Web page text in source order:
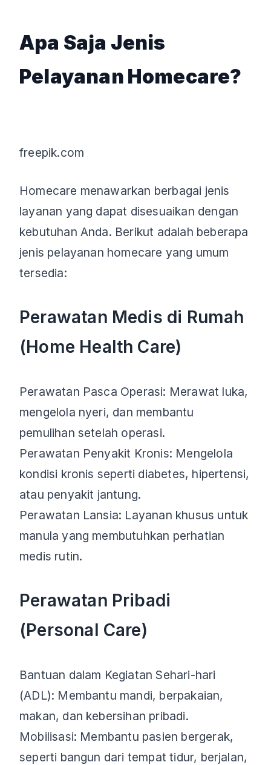
Apa Saja Jenis
Pelayanan Homecare?
freepik.com
Homecare menawarkan berbagai jenis
layanan yang dapat disesuaikan dengan
kebutuhan Anda. Berikut adalah beberapa
jenis pelayanan homecare yang umum
tersedia:
Perawatan Medis di Rumah
(Home Health Care)
Perawatan Pasca Operasi: Merawat luka,
mengelola nyeri, dan membantu
pemulihan setelah operasi.
Perawatan Penyakit Kronis: Mengelola
kondisi kronis seperti diabetes, hipertensi,
atau penyakit jantung.
Perawatan Lansia: Layanan khusus untuk
manula yang membutuhkan perhatian
medis rutin.
Perawatan Pribadi
(Personal Care)
Bantuan dalam Kegiatan Sehari-hari
(ADL): Membantu mandi, berpakaian,
makan, dan kebersihan pribadi.
Mobilisasi: Membantu pasien bergerak,
seperti bangun dari tempat tidur, berjalan,